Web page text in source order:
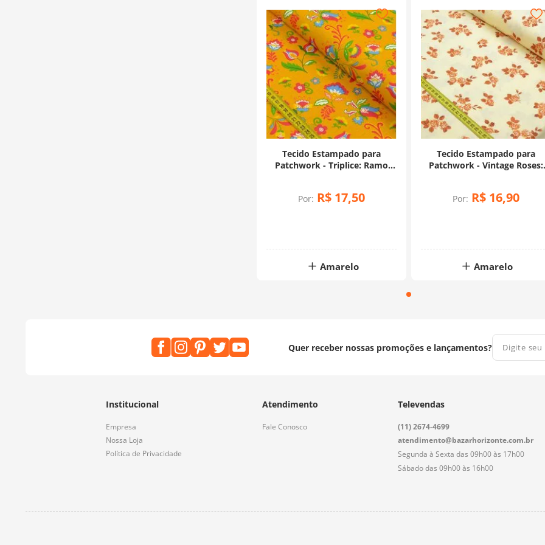
Tecido Estampado para
Patchwork - Triplice: Ramo
Por: R$ 17,50
Amarelo
Tecido Estampado para
Patchwork - Vintage Roses:
Por: R$ 16,90
Amarelo
Quer receber nossas promoções e lançamentos?
Institucional
Empresa
Nossa Loja
Política de Privacidade
Atendimento
Fale Conosco
Televendas
(11) 2674-4699
atendimento@bazarhorizonte.com.br
Segunda à Sexta das 09h00 às 17h00
Sábado das 09h00 às 16h00